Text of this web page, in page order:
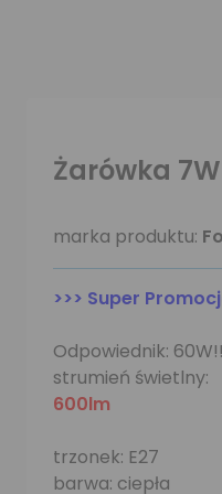
Żarówka 7W
marka produktu:
>>> Super
Odpowiednik: 60W!!
strumień świetlny:
600lm
trzonek: E27
barwa: ciepła